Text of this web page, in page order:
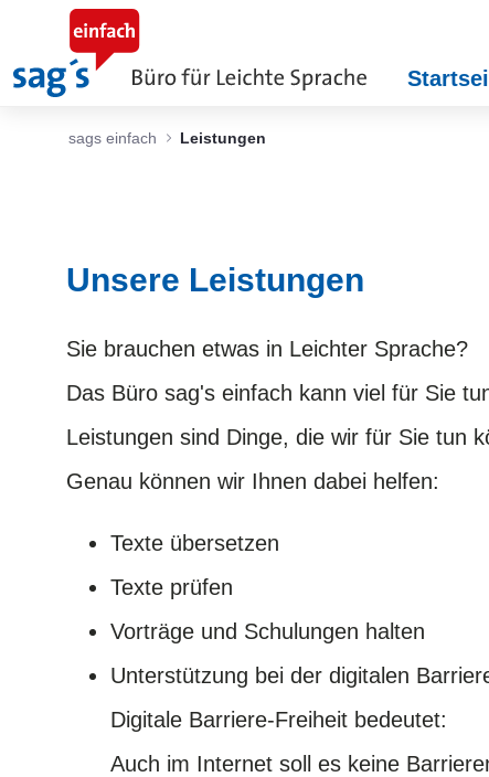
Skip to Main Content
sags einfach Leistungen
Unsere Leistungen
Sie brauchen etwas in Leichter Sprache?
Das Büro sag's einfach kann viel für Sie
Leistungen sind Dinge, die wir für Sie tun
Genau können wir Ihnen dabei helfen:
Texte übersetzen
Texte prüfen
Vorträge und Schulungen halten
Unterstützung bei der digitalen
Digitale Barriere-Freiheit bedeutet:
Auch im Internet soll es keine